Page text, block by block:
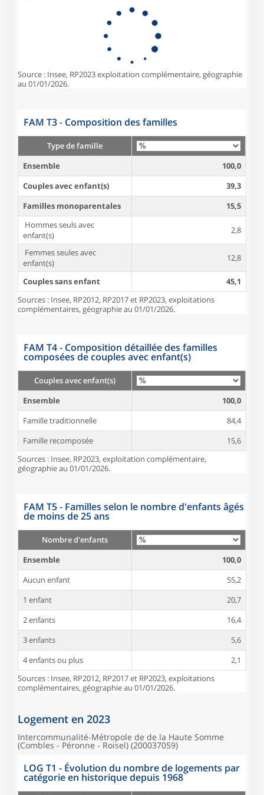
Source : Insee, RP2023 exploitation complémentaire, géographie
au 01/01/2026.
FAM T3 - Composition des familles
Type de famille
Ensemble
100,0
Couples avec enfant(s)
39,3
Familles monoparentales
15,5
Hommes seuls avec
enfant(s)
2,8
Femmes seules avec
enfant(s)
12,8
Couples sans enfant
45,1
Sources : Insee, RP2012, RP2017 et RP2023, exploitations
complémentaires, géographie au 01/01/2026.
FAM T4 - Composition détaillée des familles
composées de couples avec enfant(s)
Couples avec enfant(s)
Ensemble
100,0
Famille traditionnelle
84,4
Famille recomposée
15,6
Sources : Insee, RP2023, exploitation complémentaire,
géographie au 01/01/2026.
FAM T5 - Familles selon le nombre d'enfants âgés
de moins de 25 ans
Nombre d'enfants
Ensemble
100,0
Aucun enfant
55,2
1 enfant
20,7
2 enfants
16,4
3 enfants
5,6
4 enfants ou plus
2,1
Sources : Insee, RP2012, RP2017 et RP2023, exploitations
complémentaires, géographie au 01/01/2026.
Logement en 2023
Intercommunalité-Métropole de de la Haute Somme
(Combles - Péronne - Roisel) (200037059)
LOG T1 - Évolution du nombre de logements par
catégorie en historique depuis 1968